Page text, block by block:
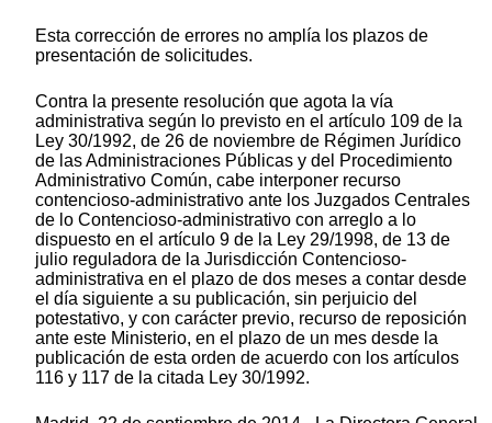
Esta corrección de errores no amplía los plazos de
presentación de solicitudes.
Contra la presente resolución que agota la vía
administrativa según lo previsto en el artículo 109 de la
Ley 30/1992, de 26 de noviembre de Régimen Jurídico
de las Administraciones Públicas y del Procedimiento
Administrativo Común, cabe interponer recurso
contencioso-administrativo ante los Juzgados Centrales
de lo Contencioso-administrativo con arreglo a lo
dispuesto en el artículo 9 de la Ley 29/1998, de 13 de
julio reguladora de la Jurisdicción Contencioso-
administrativa en el plazo de dos meses a contar desde
el día siguiente a su publicación, sin perjuicio del
potestativo, y con carácter previo, recurso de reposición
ante este Ministerio, en el plazo de un mes desde la
publicación de esta orden de acuerdo con los artículos
116 y 117 de la citada Ley 30/1992.